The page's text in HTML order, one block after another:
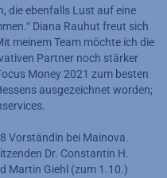
die ebenfalls Lust auf eine
Diana Rauhut freut sich
meinem Team möchte ich die
Partner noch stärker
Money 2021 zum besten
ausgezeichnet worden;
Vorständin bei Mainova.
Dr. Constantin H.
Martin Giehl (zum 1.10.)